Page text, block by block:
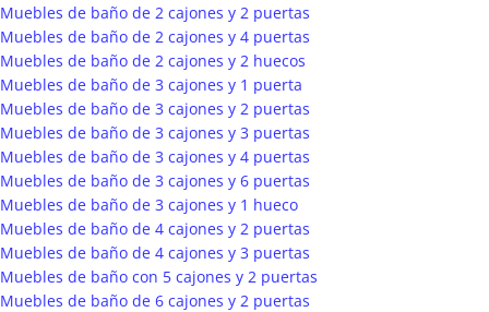
Muebles de baño de 2 cajones y 2 puertas
Muebles de baño de 2 cajones y 4 puertas
Muebles de baño de 2 cajones y 2 huecos
Muebles de baño de 3 cajones y 1 puerta
Muebles de baño de 3 cajones y 2 puertas
Muebles de baño de 3 cajones y 3 puertas
Muebles de baño de 3 cajones y 4 puertas
Muebles de baño de 3 cajones y 6 puertas
Muebles de baño de 3 cajones y 1 hueco
Muebles de baño de 4 cajones y 2 puertas
Muebles de baño de 4 cajones y 3 puertas
Muebles de baño con 5 cajones y 2 puertas
Muebles de baño de 6 cajones y 2 puertas